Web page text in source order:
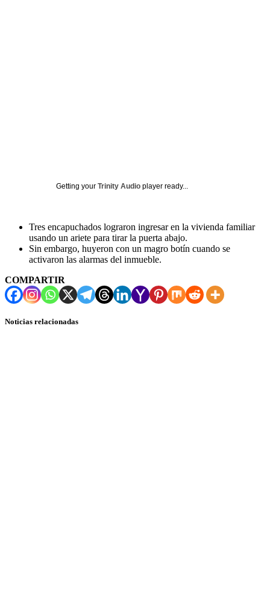
Getting your Trinity Audio player ready...
Tres encapuchados lograron ingresar en la vivienda familiar
usando un ariete para tirar la puerta abajo.
Sin embargo, huyeron con un magro botín cuando se
activaron las alarmas del inmueble.
COMPARTIR
Noticias relacionadas